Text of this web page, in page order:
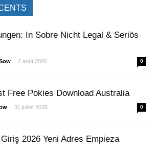
In Sobre Nicht Legal & Seriös
- 2 août 2026 0
Free Pokies Download Australia
- 31 juillet 2026 0
2026 Yeni Adres Empieza